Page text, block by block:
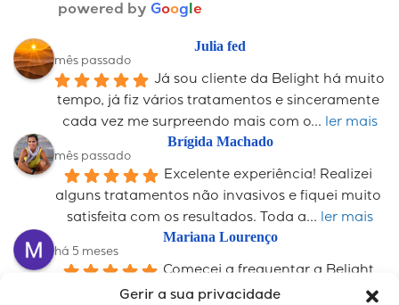
Gerir a sua privacidade
powered by Google
Julia fed
mês passado
Já sou cliente da Belight há muito
tempo, já fiz vários tratamentos e sinceramente
cada vez me surpreendo mais com o... ler mais
Brígida Machado
mês passado
Excelente experiência! Realizei
alguns tratamentos não invasivos e fiquei muito
satisfeita com os resultados. Toda a... ler mais
Mariana Lourenço
há 5 meses
Comecei a frequentar a Belight
pela depilação a laser na qual obtive ótimos